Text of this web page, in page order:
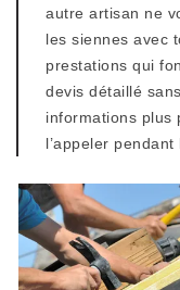
autre artisan ne
les siennes avec
prestations qui
devis détaillé
informations plus
l’appeler